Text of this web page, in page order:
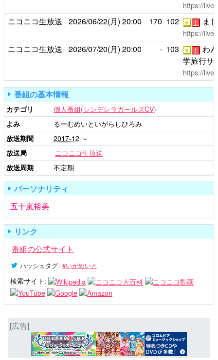
https://
ニコニコ生放送 2026/06/22(月) 20:00 170 102 ￥ ！ ま
https://
ニコニコ生放送 2026/07/20(月) 20:00 - 103 ￥ ！
わ
学旅行サ
https://
番組の基本情報
カテゴリ
個人番組(シンデレラガールズCV)
よみ
るーむめいといがらしひろみ
放送期間
2017-12 ～
放送局
ニコニコ生放送
放送周期
不定期
パーソナリティ
五十嵐裕美
リンク
番組の公式サイト
ハッシュタグ: #いがめいと
検索サイト:
[広告]